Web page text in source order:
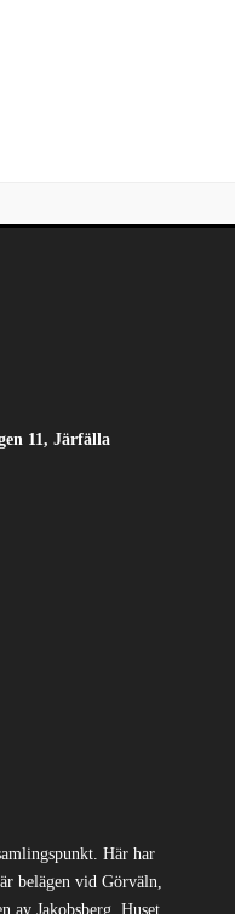
11, Järfälla
Här har
belägen vid Görväln,
av Jakobsberg. Huset